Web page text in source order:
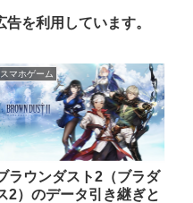
を利用しています。
スマホゲーム
ラウンダスト2（ブラダ
2）のデータ引き継ぎと